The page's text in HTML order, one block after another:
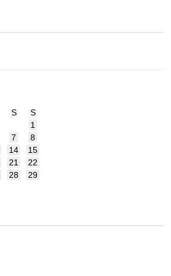
S
S
1
7
8
14
15
21
22
28
29